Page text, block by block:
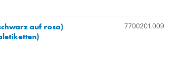
auf rosa)
7700201.009